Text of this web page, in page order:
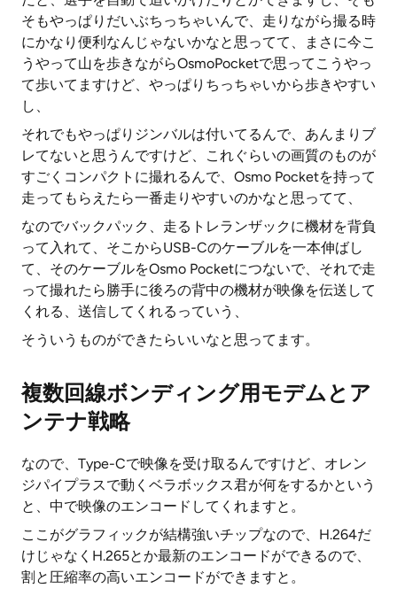
そもやっぱりだいぶちっちゃいんで、走りながら撮る時
にかなり便利なんじゃないかなと思ってて、まさに今こ
うやって山を歩きながらOsmoPocketで思ってこうやっ
て歩いてますけど、やっぱりちっちゃいから歩きやすい
し、
それでもやっぱりジンバルは付いてるんで、あんまりブ
レてないと思うんですけど、これぐらいの画質のものが
すごくコンパクトに撮れるんで、Osmo Pocketを持って
走ってもらえたら一番走りやすいのかなと思ってて、
なのでバックパック、走るトレランザックに機材を背負
って入れて、そこからUSB-Cのケーブルを一本伸ばし
て、そのケーブルをOsmo Pocketにつないで、それで走
って撮れたら勝手に後ろの背中の機材が映像を伝送して
くれる、送信してくれるっていう、
そういうものができたらいいなと思ってます。
複数回線ボンディング用モデムとア
ンテナ戦略
なので、Type-Cで映像を受け取るんですけど、オレン
ジパイプラスで動くベラボックス君が何をするかという
と、中で映像のエンコードしてくれますと。
ここがグラフィックが結構強いチップなので、H.264だ
けじゃなくH.265とか最新のエンコードができるので、
割と圧縮率の高いエンコードができますと。